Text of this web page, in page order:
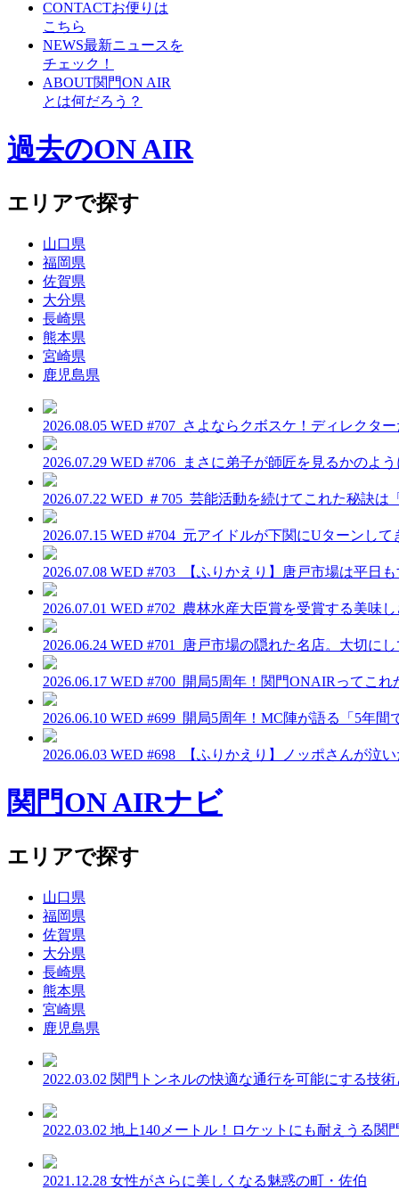
CONTACTお便りは
こちら
NEWS最新ニュースを
チェック！
ABOUT関門ON AIR
とは何だろう？
過去のON AIR
エリアで探す
山口県
福岡県
佐賀県
大分県
長崎県
熊本県
宮崎県
鹿児島県
2026.08.05 WED #707_さよならクボスケ！ディレクタ
2026.07.29 WED #706_まさに弟子が師匠を見るかのよ
2026.07.22 WED ＃705_芸能活動を続けてこれた秘訣
2026.07.15 WED #704_元アイドルが下関にUターンし
2026.07.08 WED #703_【ふりかえり】唐戸市場は平日
2026.07.01 WED #702_農林水産大臣賞を受賞する美
2026.06.24 WED #701_唐戸市場の隠れた名店。大切
2026.06.17 WED #700_開局5周年！関門ONAIRってこ
2026.06.10 WED #699_開局5周年！MC陣が語る「5年
2026.06.03 WED #698_【ふりかえり】ノッポさんが泣
関門ON AIRナビ
エリアで探す
山口県
福岡県
佐賀県
大分県
長崎県
熊本県
宮崎県
鹿児島県
2022.03.02 関門トンネルの快適な通行を可能にする技
2022.03.02 地上140メートル！ロケットにも耐えうる関
2021.12.28 女性がさらに美しくなる魅惑の町・佐伯